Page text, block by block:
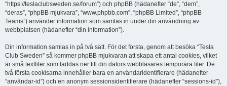
“https://teslaclubsweden.se/forum”) och phpBB (hädanefter “de”, “dem”,
“deras”, “phpBB mjukvara”, “www.phpbb.com”, “phpBB Limited”, “phpBB
Teams”) använder information som samlas in under din användning av
webbplatsen (hädanefter “din information”).
Din information samlas in på två sätt. För det första, genom att besöka “Tesla
Club Sweden” så kommer phpBB mjukvaran att skapa ett antal cookies, vilket
är små textfiler som laddas ner till din dators webbläsares temporära filer. De
två första cookisarna innehåller bara en användaridentifierare (hädanefter
“användar-id”) och en anonym sessionsidentifierare (hädanefter “sessions-id”),